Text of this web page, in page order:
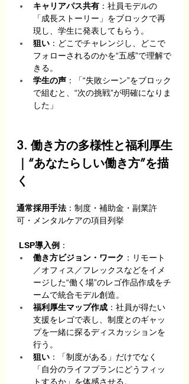
キャリアパス共有 ：社員モデルの
「成長ストーリー」をブロックで再
現し、学生に発表してもらう。
狙い ：どこでチャレンジし、どこで
フォローされるのかを“五感”で理解で
きる。
学生の声 ：「“失敗シーン”をブロック
で組むと、“次の挑戦”が明確になりま
した」
3. 働き方の多様性と福利厚生
｜“あなたらしい働き方”を描
く
通常採用手法 ：制度・補助金・副業許
可・メンタルケアの項目列挙
LSP導入例 ：
働き方ビジョン・ワーク ：リモート
／オフィス／フレックスなどをイメ
ージした“働く場”のレゴ作品作成をチ
ームで統合モデル創造。
福利厚生マップ作成 ：社員が得たい
支援をレゴで表し、制度とのギャッ
プを一緒に探るディスカッションを
行う。
狙い ：「制度がある」だけでなく
「自分のライフプランにどうフィッ
トするか」を体感させる。